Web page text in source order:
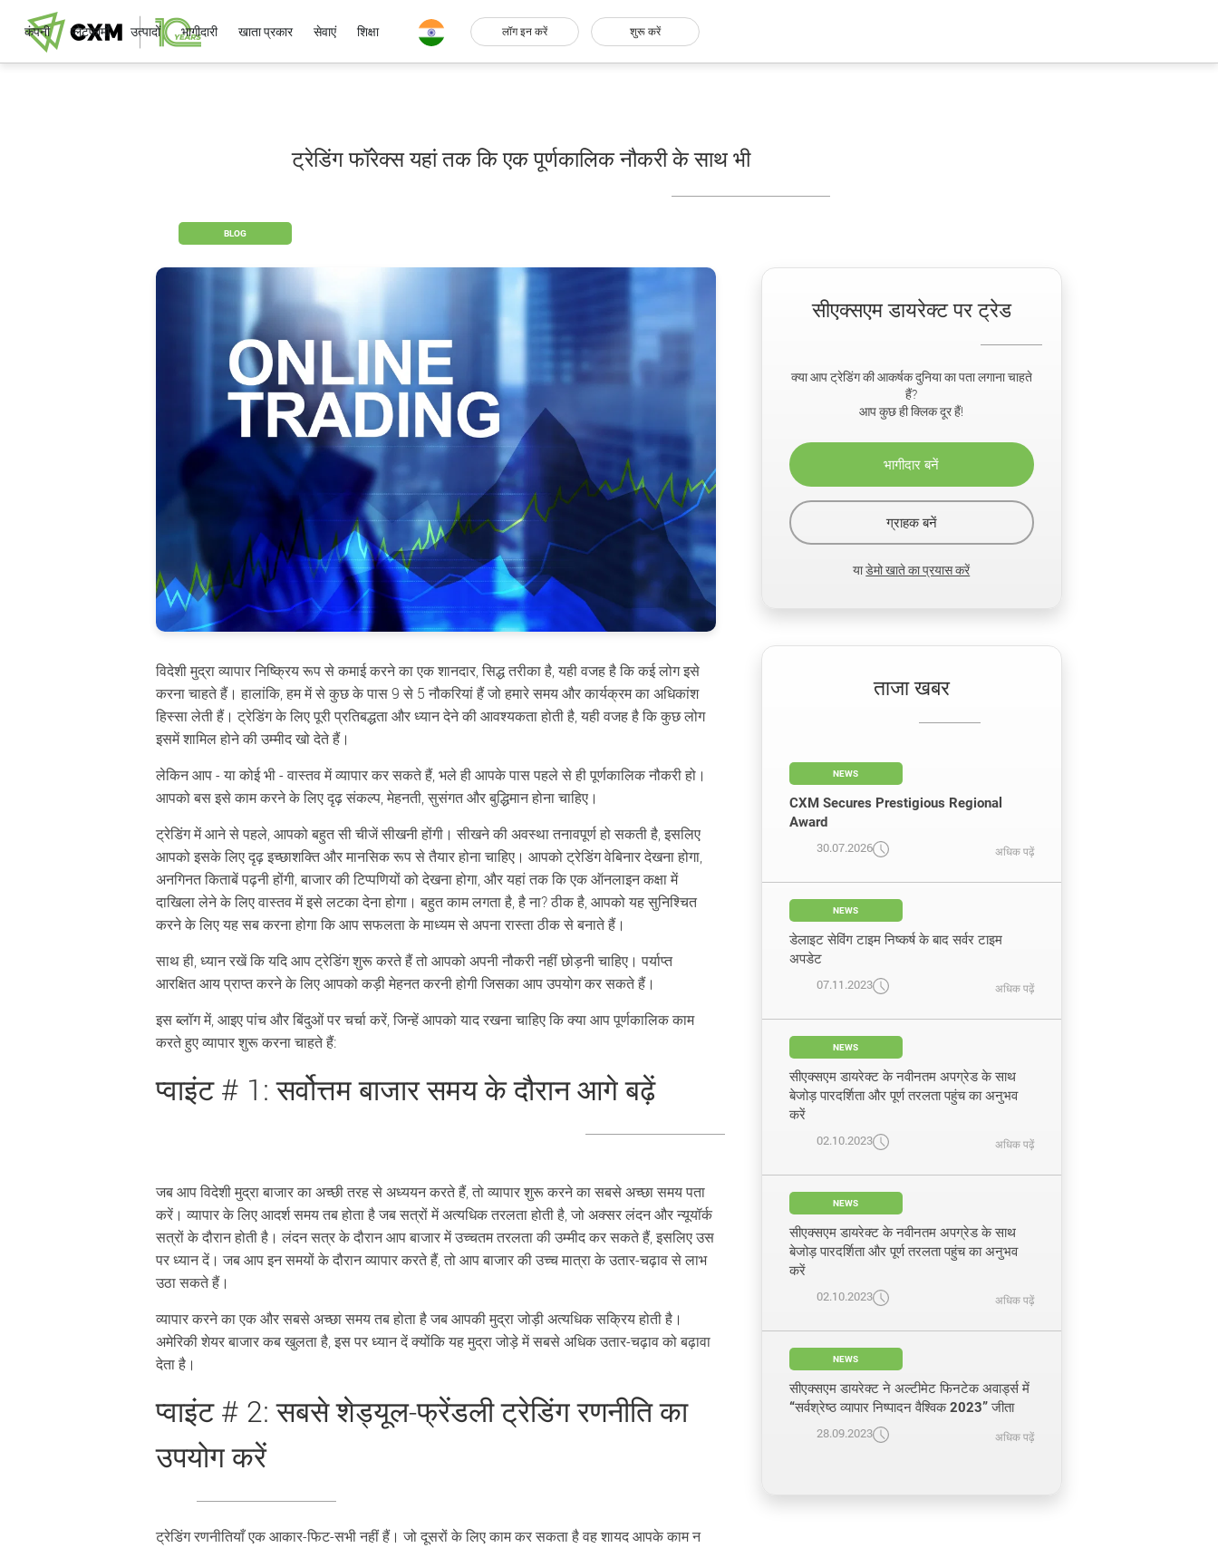
कंपनी प्लेटफार्मों उत्पादों भागीदारी खाता प्रकार सेवाएं शिक्षा लॉग इन करें शुरू करें
ट्रेडिंग फॉरेक्स यहां तक कि एक पूर्णकालिक नौकरी के साथ भी
BLOG
विदेशी मुद्रा व्यापार निष्क्रिय रूप से कमाई करने का एक शानदार, सिद्ध तरीका है, यही वजह है कि कई लोग इसे
करना चाहते हैं। हालांकि, हम में से कुछ के पास 9 से 5 नौकरियां हैं जो हमारे समय और कार्यक्रम का अधिकांश
हिस्सा लेती हैं। ट्रेडिंग के लिए पूरी प्रतिबद्धता और ध्यान देने की आवश्यकता होती है, यही वजह है कि कुछ लोग
इसमें शामिल होने की उम्मीद खो देते हैं।
लेकिन आप - या कोई भी - वास्तव में व्यापार कर सकते हैं, भले ही आपके पास पहले से ही पूर्णकालिक नौकरी हो।
आपको बस इसे काम करने के लिए दृढ़ संकल्प, मेहनती, सुसंगत और बुद्धिमान होना चाहिए।
ट्रेडिंग में आने से पहले, आपको बहुत सी चीजें सीखनी होंगी। सीखने की अवस्था तनावपूर्ण हो सकती है, इसलिए
आपको इसके लिए दृढ़ इच्छाशक्ति और मानसिक रूप से तैयार होना चाहिए। आपको ट्रेडिंग वेबिनार देखना होगा,
अनगिनत किताबें पढ़नी होंगी, बाजार की टिप्पणियों को देखना होगा, और यहां तक ​​कि एक ऑनलाइन कक्षा में
दाखिला लेने के लिए वास्तव में इसे लटका देना होगा। बहुत काम लगता है, है ना? ठीक है, आपको यह सुनिश्चित
करने के लिए यह सब करना होगा कि आप सफलता के माध्यम से अपना रास्ता ठीक से बनाते हैं।
साथ ही, ध्यान रखें कि यदि आप ट्रेडिंग शुरू करते हैं तो आपको अपनी नौकरी नहीं छोड़नी चाहिए। पर्याप्त
आरक्षित आय प्राप्त करने के लिए आपको कड़ी मेहनत करनी होगी जिसका आप उपयोग कर सकते हैं।
इस ब्लॉग में, आइए पांच और बिंदुओं पर चर्चा करें, जिन्हें आपको याद रखना चाहिए कि क्या आप पूर्णकालिक काम
करते हुए व्यापार शुरू करना चाहते हैं:
प्वाइंट # 1: सर्वोत्तम बाजार समय के दौरान आगे बढ़ें
जब आप विदेशी मुद्रा बाजार का अच्छी तरह से अध्ययन करते हैं, तो व्यापार शुरू करने का सबसे अच्छा समय पता
करें। व्यापार के लिए आदर्श समय तब होता है जब सत्रों में अत्यधिक तरलता होती है, जो अक्सर लंदन और न्यूयॉर्क
सत्रों के दौरान होती है। लंदन सत्र के दौरान आप बाजार में उच्चतम तरलता की उम्मीद कर सकते हैं, इसलिए उस
पर ध्यान दें। जब आप इन समयों के दौरान व्यापार करते हैं, तो आप बाजार की उच्च मात्रा के उतार-चढ़ाव से लाभ
उठा सकते हैं।
व्यापार करने का एक और सबसे अच्छा समय तब होता है जब आपकी मुद्रा जोड़ी अत्यधिक सक्रिय होती है।
अमेरिकी शेयर बाजार कब खुलता है, इस पर ध्यान दें क्योंकि यह मुद्रा जोड़े में सबसे अधिक उतार-चढ़ाव को बढ़ावा
देता है।
प्वाइंट # 2: सबसे शेड्यूल-फ्रेंडली ट्रेडिंग रणनीति का
उपयोग करें
ट्रेडिंग रणनीतियाँ एक आकार-फिट-सभी नहीं हैं। जो दूसरों के लिए काम कर सकता है वह शायद आपके काम न
सीएक्सएम डायरेक्ट पर ट्रेड
क्या आप ट्रेडिंग की आकर्षक दुनिया का पता लगाना चाहते
हैं?
आप कुछ ही क्लिक दूर हैं!
भागीदार बनें
ग्राहक बनें
याडेमो खाते का प्रयास करें
ताजा खबर
NEWS
CXM Secures Prestigious Regional
Award
30.07.2026
अधिक पढ़ें
NEWS
डेलाइट सेविंग टाइम निष्कर्ष के बाद सर्वर टाइम
अपडेट
07.11.2023
अधिक पढ़ें
NEWS
सीएक्सएम डायरेक्ट के नवीनतम अपग्रेड के साथ
बेजोड़ पारदर्शिता और पूर्ण तरलता पहुंच का अनुभव
करें
02.10.2023
अधिक पढ़ें
NEWS
सीएक्सएम डायरेक्ट के नवीनतम अपग्रेड के साथ
बेजोड़ पारदर्शिता और पूर्ण तरलता पहुंच का अनुभव
करें
02.10.2023
अधिक पढ़ें
NEWS
सीएक्सएम डायरेक्ट ने अल्टीमेट फिनटेक अवार्ड्स में
“सर्वश्रेष्ठ व्यापार निष्पादन वैश्विक 2023” जीता
28.09.2023
अधिक पढ़ें